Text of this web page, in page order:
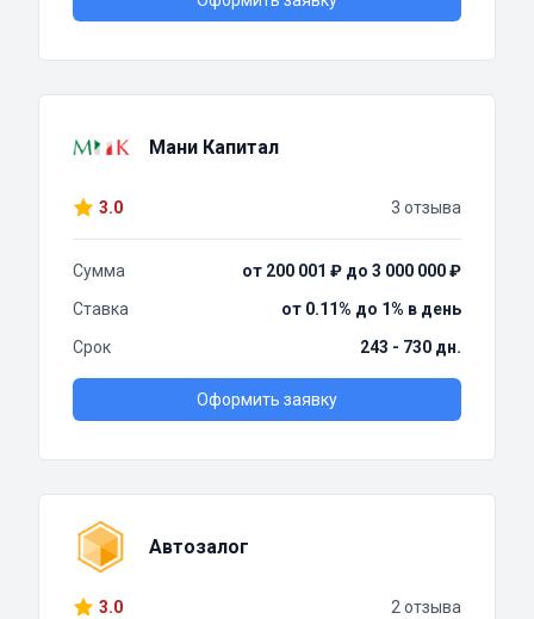
Мани Капитал
3.0 3 отзыва
Сумма
от 200 001 ₽ до 3 000 000 ₽
Ставка
от 0.11% до 1% в день
Срок
243 - 730 дн.
Оформить заявку
Автозалог
3.0 2 отзыва